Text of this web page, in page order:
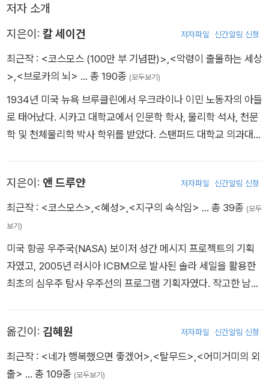
저자 소개
지은이: 칼 세이건 저자파일 신간알림 신청
최근작 : <코스모스 (100만 부 기념판)> <악령이 출몰하는 세상
> <브로카의 뇌> … 총 190종 (모두보기)
1934년 미국 뉴욕 브루클린에서 우크라이나 이민 노동자의 아들
로 태어났다. 시카고 대학교에서 인문학 학사, 물리학 석사, 천문
학 및 천체물리학 박사 학위를 받았다. 스탠퍼드 대학교 의과대학
주과학 교수, 캘리포니아 공과대학의 특별 초빙 연구원, 세계 최
대 우주 동호 단체인 행성협회의 공동 설립자 겸 회장 등을 역임
했다. 또한 미국 항공우주국(NASA)의 자문 위원으로 매리너, 보
과학의 대중화에도 많은 노력을 기울여 저술과 방송을 통해 세계
적인 지성으로 주목받았다. 행성 탐사의 난제들을 해결한 공로와
핵전쟁의 영향에 대한 연구와 핵무기 감축에 기여한 공로를 인정
받아 NASA 훈장, NASA 아폴로 공로상, 미국 우주항공협회의 존
에프 케네디 우주항공상, 탐험가협회 75주년 기념상, 소련 우주
르스키 상 그리고 1994년에는 미국 국립과학원의 최고상인 공공
복지 훈장 등을 받았다. 그 외에도 과학, 문학, 교육, 환경 보호에
지은이: 앤 드루얀 저자파일 신간알림 신청
최근작 : <코스모스> <혜성> <지구의 속삭임> … 총 39종 (모두
보기)
미국 항공 우주국(NASA) 보이저 성간 메시지 프로젝트의 기획
자였고, 2005년 러시아 ICBM으로 발사된 솔라 세일을 활용한
최초의 심우주 탐사 우주선의 프로그램 기획자였다. 작고한 남편
《뉴욕 타임스》 베스트셀러에 올렸다. 드루얀은 또 워너브러더스
제작, 조디 포스터 주연, 밥 저메키스 감독의 영화 「콘택트」를 공
동 제작했다. 폭스 채널과 내셔널 지오그래픽 채널이 제작한 「코
옮긴이: 김혜원 저자파일 신간알림 신청
최근작 : <네가 행복했으면 좋겠어> <탈무드> <어미거미의 외
출> … 총 109종 (모두보기)